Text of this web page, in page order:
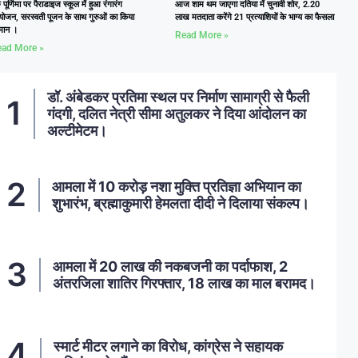
पर पैराडाइज स्कूल में हुआ रंगारंग
सरस्वती पूजन के साथ गुरुओं का किया
।
More »
आज शाम थम जाएगा दतिया में चुनावी शोर, 2.20
लाख मतदाता करेंगे 21 प्रत्याशियों के भाग्य का फैसला
Read More »
डॉ. अंबेडकर प्रतिमा स्थल पर निर्माण सामाग्री से फैली
गंदगी, दलित नेत्री सीमा अतुलकर ने दिया आंदोलन का
अल्टीमेटम।
आमला में 10 करोड़ नशा मुक्ति प्रतिज्ञा अभियान का
शुभारंभ, ब्रह्माकुमारी हेमलता दीदी ने दिलाया संकल्प।
आमला में 20 लाख की नकबजनी का पर्दाफाश, 2
अंतरजिला शातिर गिरफ्तार, 18 लाख का माल बरामद।
स्मार्ट मीटर लगाने का विरोध, कांग्रेस ने सहायक